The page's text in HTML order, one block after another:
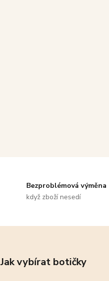
Bezproblémová výměna
když zboží nesedí
Jak vybírat botičky